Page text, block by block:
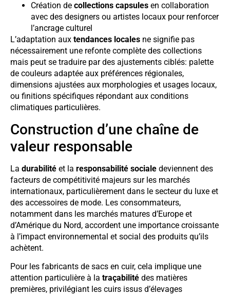
Création de collections capsules en collaboration
avec des designers ou artistes locaux pour renforcer
l’ancrage culturel
L’adaptation aux tendances locales ne signifie pas
nécessairement une refonte complète des collections
mais peut se traduire par des ajustements ciblés: palette
de couleurs adaptée aux préférences régionales,
dimensions ajustées aux morphologies et usages locaux,
ou finitions spécifiques répondant aux conditions
climatiques particulières.
Construction d’une chaîne de
valeur responsable
La durabilité et la responsabilité sociale deviennent des
facteurs de compétitivité majeurs sur les marchés
internationaux, particulièrement dans le secteur du luxe et
des accessoires de mode. Les consommateurs,
notamment dans les marchés matures d’Europe et
d’Amérique du Nord, accordent une importance croissante
à l’impact environnemental et social des produits qu’ils
achètent.
Pour les fabricants de sacs en cuir, cela implique une
attention particulière à la traçabilité des matières
premières, privilégiant les cuirs issus d’élevages